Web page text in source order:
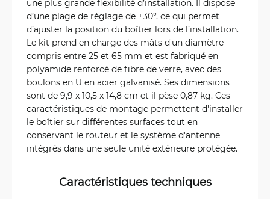
une plus grande flexibilité d’installation. Il dispose
d’une plage de réglage de ±30°, ce qui permet
d’ajuster la position du boîtier lors de l’installation.
Le kit prend en charge des mâts d'un diamètre
compris entre 25 et 65 mm et est fabriqué en
polyamide renforcé de fibre de verre, avec des
boulons en U en acier galvanisé. Ses dimensions
sont de 9,9 x 10,5 x 14,8 cm et il pèse 0,87 kg. Ces
caractéristiques de montage permettent d'installer
le boîtier sur différentes surfaces tout en
conservant le routeur et le système d'antenne
intégrés dans une seule unité extérieure protégée.
Caractéristiques techniques